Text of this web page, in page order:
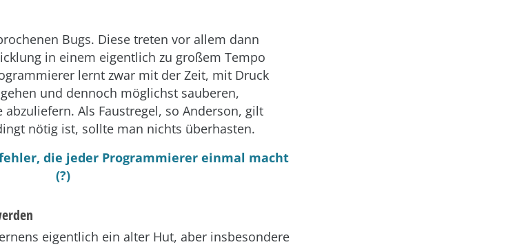
Bugs. Diese treten vor allem dann
in einem eigentlich zu großem Tempo
lernt zwar mit der Zeit, mit Druck
und dennoch möglichst sauberen,
Als Faustregel, so Anderson, gilt
nötig ist, sollte man nichts überhasten.
die jeder Programmierer einmal macht
(?)
eigentlich ein alter Hut, aber insbesondere